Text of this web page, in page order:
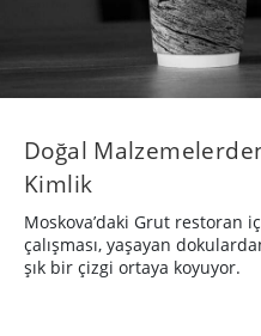
Doğal
Kimlik
Moskova’daki Grut restoran
çalışması, yaşayan
şık bir çizgi ortaya koyuyor.